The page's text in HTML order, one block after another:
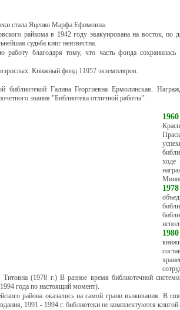
стала Яценко Марфа Ефимовна.
райкома в 1942 году эвакуирована на восток,
судьба книг неизвестна.
работу благодаря тому, что часть фонда
взрослых. Книжный фонд 11957 экземпляров.
библиотекой Галина Георгиевна Ермолинская.
звания "Библиотека отличной работы".
(1978 г.) В разное время библиотечной
года по настоящий момент).
района оказались на самой грани выживания. В
1991 - 1994 г. библиотеки не комплектуются книгой.